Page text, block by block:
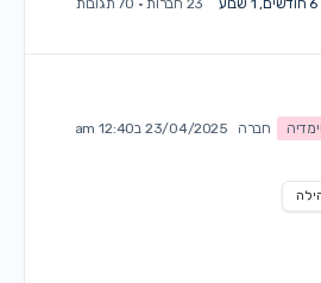
23 חברות · 70 תגובות
חברה 23/04/2025 ב12:40 am